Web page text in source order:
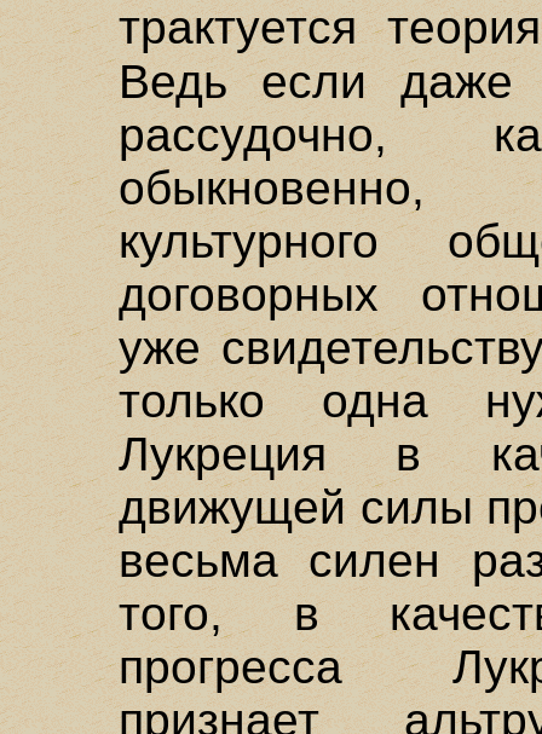
трактуется
Ведь если даже
рассудочно,
обыкновенно,
культурного
договорных
уже
только одна
Лукреция в
движущей силы
весьма силен
того, в
прогресса
признает